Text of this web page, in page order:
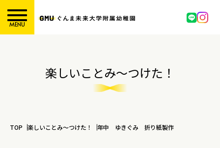
MENU
楽しいことみ～つけた！
TOP 楽しいことみ～つけた！ 年中 ゆきぐみ 折り紙製作